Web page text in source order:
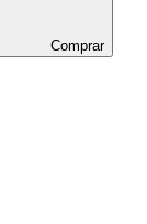
Comprar